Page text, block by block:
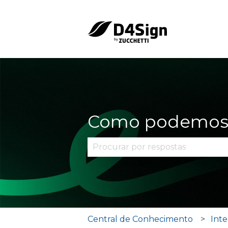
Como
Não há sugestões porque o
Central de Conhecimento